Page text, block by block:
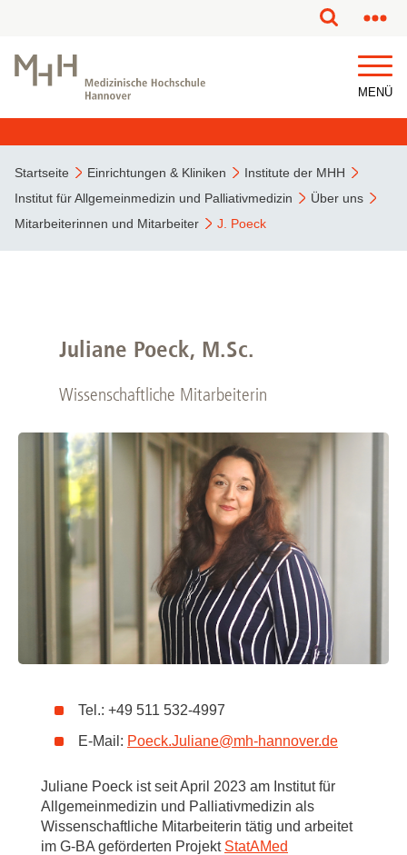
MENÜ
Startseite Einrichtungen & Kliniken
Institute der MHH
Institut für Allgemeinmedizin und Palliativmedizin
Über uns
Mitarbeiterinnen und Mitarbeiter
J. Poeck
Juliane Poeck, M.Sc.
Wissenschaftliche Mitarbeiterin
Tel.: +49 511 532-4997
E-Mail: Poeck.Juliane@mh-hannover.de
Juliane Poeck ist seit April 2023 am Institut für
Allgemeinmedizin und Palliativmedizin als
Wissenschaftliche Mitarbeiterin tätig und arbeitet
im G-BA geförderten Projekt StatAMed